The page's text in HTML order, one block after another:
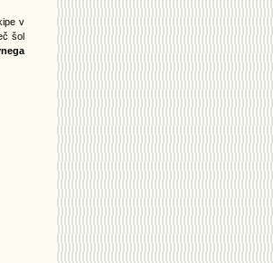
v
šol